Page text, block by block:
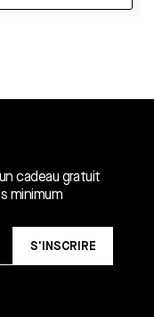
cadeau gratuit
minimum
S'INSCRIRE